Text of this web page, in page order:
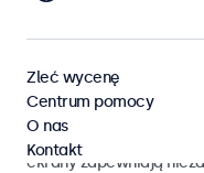
Ekrany do
Monitory i ekrany
pracy i płynnej
ekrany zapewniają
Zleć wycenę
Centrum pomocy
O nas
Kontakt